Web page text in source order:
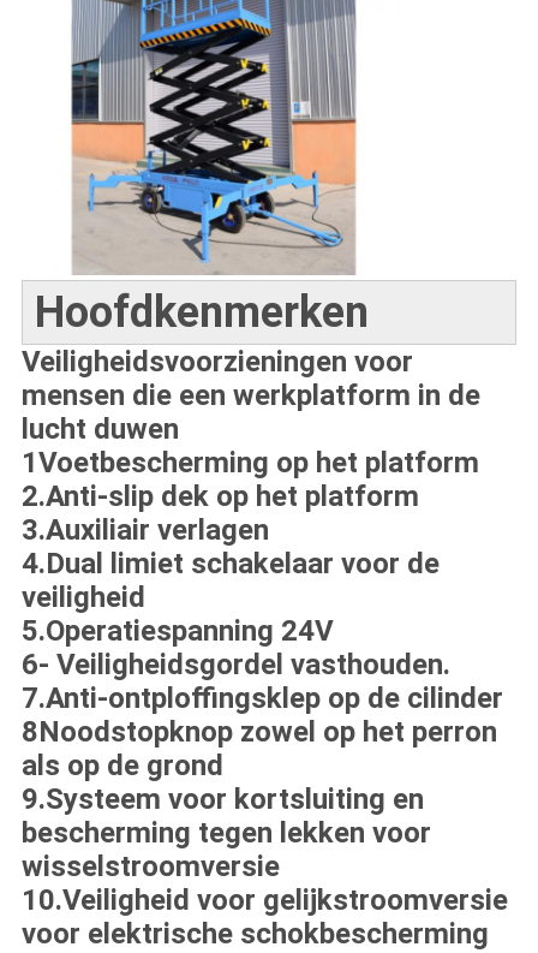
Hoofdkenmerken
Veiligheidsvoorzieningen voor
mensen die een werkplatform in de
lucht duwen
1Voetbescherming op het platform
2.Anti-slip dek op het platform
3.Auxiliair verlagen
4.Dual limiet schakelaar voor de
veiligheid
5.Operatiespanning 24V
6- Veiligheidsgordel vasthouden.
7.Anti-ontploffingsklep op de cilinder
8Noodstopknop zowel op het perron
als op de grond
9.Systeem voor kortsluiting en
bescherming tegen lekken voor
wisselstroomversie
10.Veiligheid voor gelijkstroomversie
voor elektrische schokbescherming